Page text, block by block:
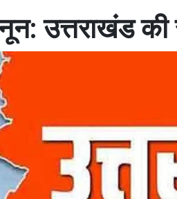
उत्तराखंड